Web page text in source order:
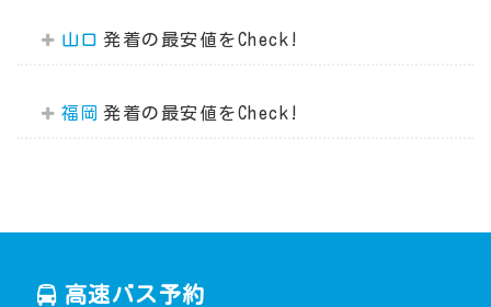
山口
福岡
高速バス予約